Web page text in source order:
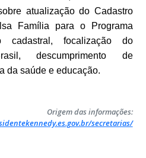
atualização do Cadastro
Família para o Programa
cadastral, focalização do
descumprimento de
da saúde e educação.
Origem das informações:
secretarias/